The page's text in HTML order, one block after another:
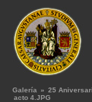
Galería » 25
acto 4.JPG